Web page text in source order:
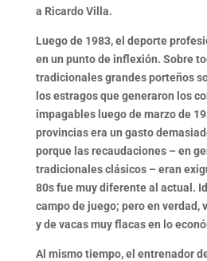
a Ricardo Villa.
Luego de 1983, el deporte
en un punto de inflexión. Sobre
tradicionales grandes porteños
los estragos que generaron los
impagables luego de marzo de
provincias era un gasto
porque las recaudaciones – en
tradicionales clásicos – eran
80s fue muy diferente al actual.
campo de juego; pero en verdad,
y de vacas muy flacas en lo
Al mismo tiempo, el entrenador